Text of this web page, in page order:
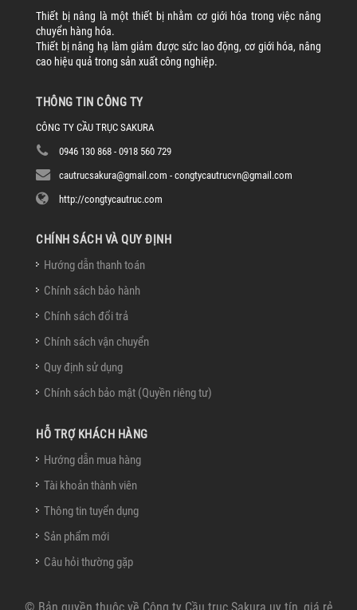
Thiết bị nâng là một thiết bị nhằm cơ giới hóa trong việc nâng
chuyển hàng hóa.
Thiết bị nâng hạ làm giảm được sức lao động, cơ giới hóa, nâng
cao hiệu quả trong sản xuất công nghiệp.
THÔNG TIN CÔNG TY
CÔNG TY CẦU TRỤC SAKURA
0946 130 868 - 0918 560 729
cautrucsakura@gmail.com - congtycautrucvn@gmail.com
http://congtycautruc.com
CHÍNH SÁCH VÀ QUY ĐỊNH
Hướng dẫn thanh toán
Chính sách bảo hành
Chính sách đổi trả
Chính sách vận chuyển
Quy định sử dụng
Chính sách bảo mật (Quyền riêng tư)
HỖ TRỢ KHÁCH HÀNG
Hướng dẫn mua hàng
Tài khoản thành viên
Thông tin tuyển dụng
Sản phẩm mới
Câu hỏi thường gặp